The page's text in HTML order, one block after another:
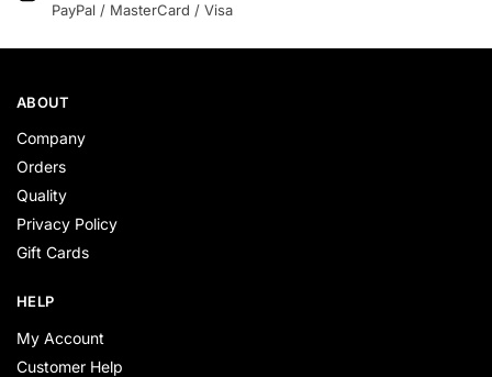
PayPal / MasterCard / Visa
ABOUT
Company
Orders
Quality
Privacy Policy
Gift Cards
HELP
My Account
Customer Help